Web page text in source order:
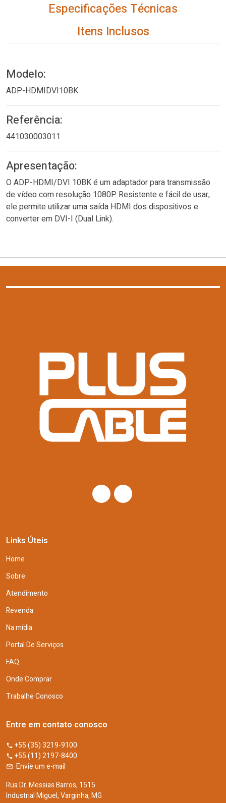
Especificações Técnicas
Itens Inclusos
Modelo:
ADP-HDMIDVI10BK
Referência:
441030003011
Apresentação:
O ADP-HDMI/DVI 10BK é um adaptador para transmissão
de vídeo com resolução 1080P. Resistente e fácil de usar,
ele permite utilizar uma saída HDMI dos dispositivos e
converter em DVI-I (Dual Link).
Links Úteis
Home
Sobre
Atendimento
Revenda
Na mídia
Portal De Serviços
FAQ
Onde Comprar
Trabalhe Conosco
Entre em contato conosco
+55 (35) 3219-9100
+55 (11) 2197-8400
Envie um e-mail
Rua Dr. Messias Barros, 1515
Industrial Miguel, Varginha, MG